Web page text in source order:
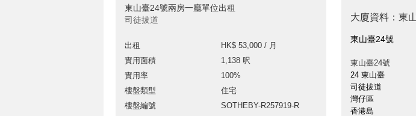
東山臺24號兩房一廳單位出租
司徒拔道
出租
HK$ 53,000 / 月
實用面積
1,138 呎
實用率
100%
樓盤類型
住宅
樓盤編號
SOTHEBY-R257919-R
大廈資料：東
東山臺24號
東山臺24號
24 東山臺
司徒拔道
灣仔區
香港島